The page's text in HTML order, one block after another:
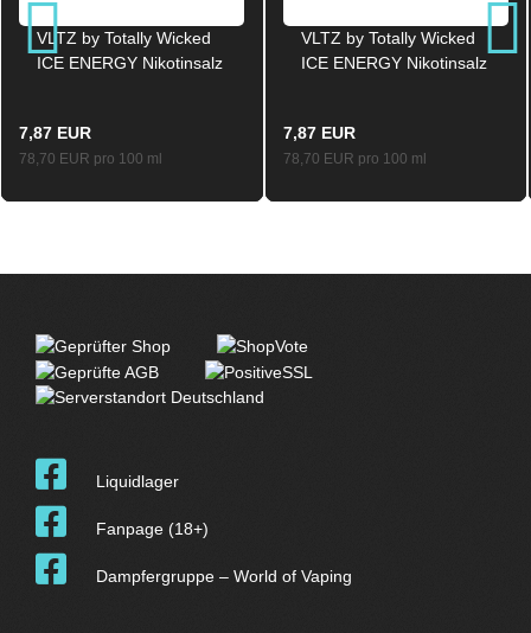
VLTZ by Totally Wicked
ICE ENERGY Nikotinsalz
7,87 EUR
78,70 EUR pro 100 ml
VLTZ by Totally Wicked
ICE ENERGY Nikotinsalz
7,87 EUR
78,70 EUR pro 100 ml
Liquidlager
Fanpage (18+)
Dampfergruppe – World of Vaping